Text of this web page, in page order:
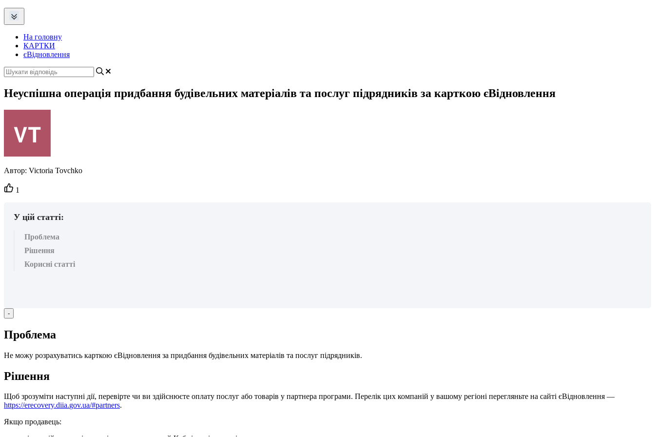
На головну
КАРТКИ
єВідновлення
Неуспішна операція придбання будівельних матеріалів та послуг підрядників за карткою єВідновлення
Автор: Victoria Tovchko
Кількість
вподобайок:
1
У цій статті:
Проблема
Рішення
Корисні статті
-
Проблема
Не можу розрахуватись карткою єВідновлення за придбання будівельних матеріалів та послуг підрядників.
Рішення
Щоб зрозуміти наступні дії, перевірте чи ви здійснюєте оплату послуг або товарів у партнера програми. Перелік цих компаній у вашому регіоні перегляньте на сайті єВідновлення —
https://erecovery.diia.gov.ua/#partners.
Якщо продавець: